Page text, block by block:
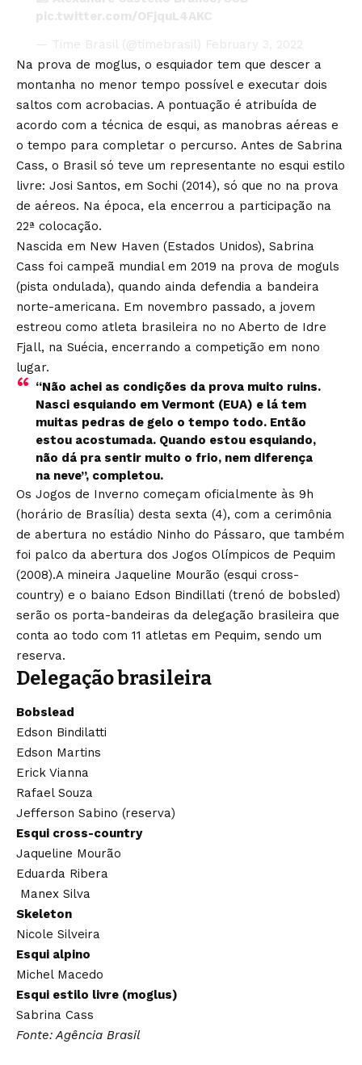
pic.twitter.com/OFjquL4AKC
— Time Brasil (@timebrasil) February 3, 2022
Na prova de moglus, o esquiador tem que descer a
montanha no menor tempo possível e executar dois
saltos com acrobacias. A pontuação é atribuída de
acordo com a técnica de esqui, as manobras aéreas e
o tempo para completar o percurso. Antes de Sabrina
Cass, o Brasil só teve um representante no esqui estilo
livre: Josi Santos, em Sochi (2014), só que no na prova
de aéreos. Na época, ela encerrou a participação na
22ª colocação.
Nascida em New Haven (Estados Unidos), Sabrina
Cass foi campeã mundial em 2019 na prova de moguls
(pista ondulada), quando ainda defendia a bandeira
norte-americana. Em novembro passado, a jovem
estreou como atleta brasileira no no Aberto de Idre
Fjall, na Suécia, encerrando a competição em nono
lugar.
“Não achei as condições da prova muito ruins.
Nasci esquiando em Vermont (EUA) e lá tem
muitas pedras de gelo o tempo todo. Então
estou acostumada. Quando estou esquiando,
não dá pra sentir muito o frio, nem diferença
na neve”, completou.
Os Jogos de Inverno começam oficialmente às 9h
(horário de Brasília) desta sexta (4), com a cerimônia
de abertura no estádio Ninho do Pássaro, que também
foi palco da abertura dos Jogos Olímpicos de Pequim
(2008).A mineira Jaqueline Mourão (esqui cross-
country) e o baiano Edson Bindillati (trenó de bobsled)
serão os porta-bandeiras da delegação brasileira que
conta ao todo com 11 atletas em Pequim, sendo um
reserva.
Delegação brasileira
Bobslead
Edson Bindilatti
Edson Martins
Erick Vianna
Rafael Souza
Jefferson Sabino (reserva)
Esqui cross-country
Jaqueline Mourão
Eduarda Ribera
Manex Silva
Skeleton
Nicole Silveira
Esqui alpino
Michel Macedo
Esqui estilo livre (moglus)
Sabrina Cass
Fonte: Agência Brasil